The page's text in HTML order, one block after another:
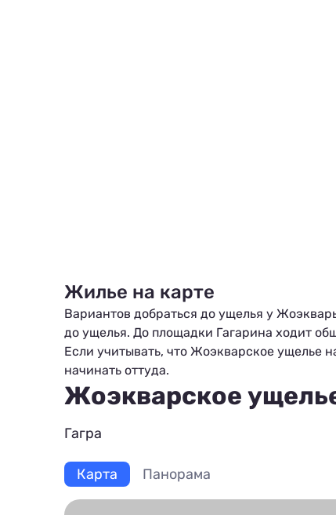
Жилье на карте
Вариантов добраться до ущелья у
до ущелья. До площадки Гагарина ходит
Если учитывать, что Жоэкварское ущелье
начинать оттуда.
Жоэкварское
Гагра
Карта Панорама